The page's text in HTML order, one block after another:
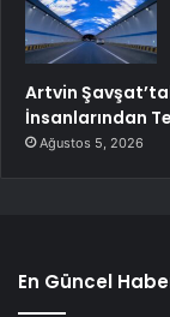
Artvin
İnsanlarından
Ağustos 5, 2026
En Güncel